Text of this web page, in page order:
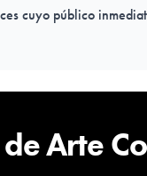
cuyo público
videoarte, sino que
la escritura, de la
la proyección de
Arte